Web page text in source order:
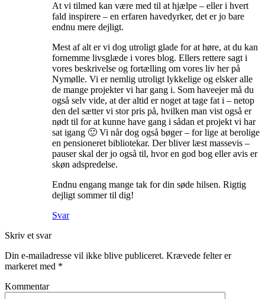
At vi tilmed kan være med til at hjælpe – eller i hvert
fald inspirere – en erfaren havedyrker, det er jo bare
endnu mere dejligt.
Mest af alt er vi dog utroligt glade for at høre, at du kan
fornemme livsglæde i vores blog. Ellers rettere sagt i
vores beskrivelse og fortælling om vores liv her på
Nymølle. Vi er nemlig utroligt lykkelige og elsker alle
de mange projekter vi har gang i. Som haveejer må du
også selv vide, at der altid er noget at tage fat i – netop
den del sætter vi stor pris på, hvilken man vist også er
nødt til for at kunne have gang i sådan et projekt vi har
sat igang 🙂 Vi når dog også bøger – for lige at berolige
en pensioneret bibliotekar. Der bliver læst massevis –
pauser skal der jo også til, hvor en god bog eller avis er
skøn adspredelse.
Endnu engang mange tak for din søde hilsen. Rigtig
dejligt sommer til dig!
Svar
Skriv et svar
Din e-mailadresse vil ikke blive publiceret. Krævede felter er
markeret med *
Kommentar